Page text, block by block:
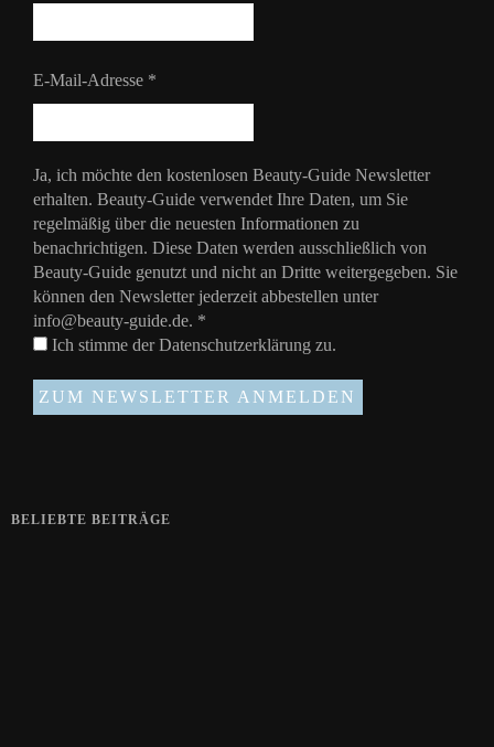
E-Mail-Adresse *
Ja, ich möchte den kostenlosen Beauty-Guide Newsletter
erhalten. Beauty-Guide verwendet Ihre Daten, um Sie
regelmäßig über die neuesten Informationen zu
benachrichtigen. Diese Daten werden ausschließlich von
Beauty-Guide genutzt und nicht an Dritte weitergegeben. Sie
können den Newsletter jederzeit abbestellen unter
info@beauty-guide.de. *
Ich stimme derDatenschutzerklärung zu.
BELIEBTE BEITRÄGE